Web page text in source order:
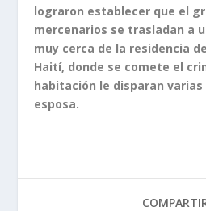
lograron establecer que el
mercenarios se trasladan a
muy cerca de la residencia
Haití, donde se comete el
habitación le disparan varias
esposa.